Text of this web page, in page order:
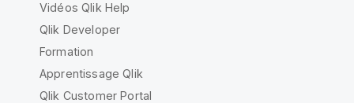
Vidéos Qlik Help
Qlik Developer
Formation
Apprentissage Qlik
Qlik Customer Portal